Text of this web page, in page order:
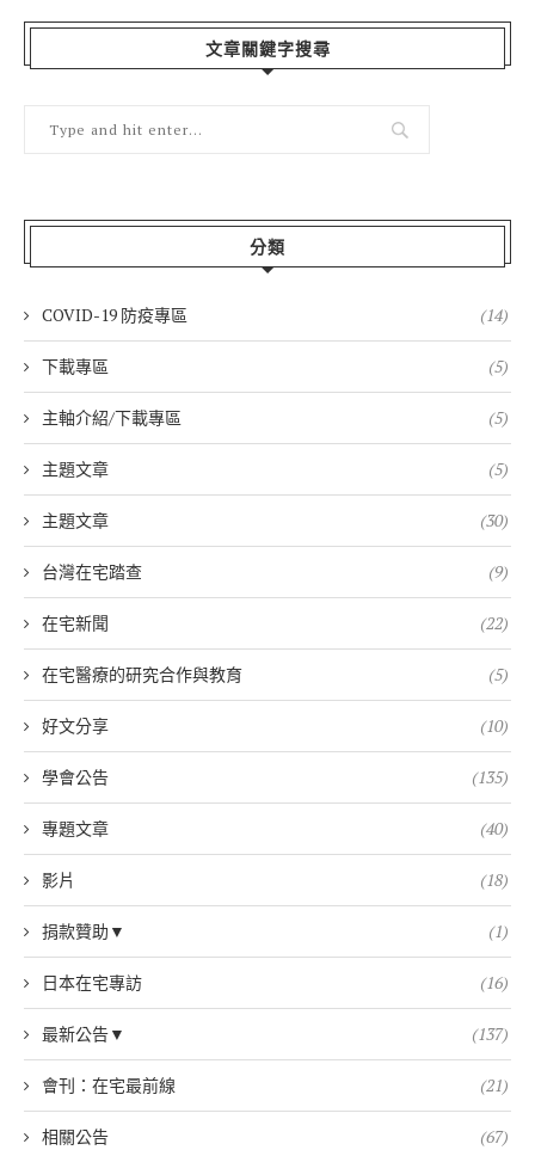
文章關鍵字搜尋
分類
COVID-19 防疫專區 (14)
下載專區 (5)
主軸介紹/下載專區 (5)
主題文章 (5)
主題文章 (30)
台灣在宅踏查 (9)
在宅新聞 (22)
在宅醫療的研究合作與教育 (5)
好文分享 (10)
學會公告 (135)
專題文章 (40)
影片 (18)
捐款贊助▼ (1)
日本在宅專訪 (16)
最新公告▼ (137)
會刊：在宅最前線 (21)
相關公告 (67)